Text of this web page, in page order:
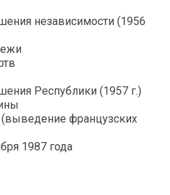
независимости (1956
Республики (1957 г.)
французских
1987 года